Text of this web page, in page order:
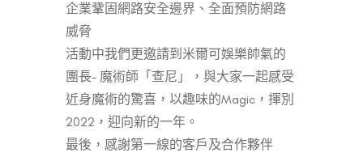
企業鞏固網路安全邊界、全面預防網路
威脅
活動中我們更邀請到米爾可娛樂帥氣的
團長– 魔術師「查尼」，與大家一起感受
近身魔術的驚喜，以趣味的Magic，揮別
2022，迎向新的一年。
最後，感謝第一線的客戶及合作夥伴